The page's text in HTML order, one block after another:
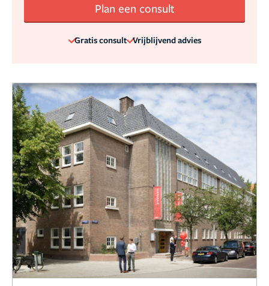
Plan een consult
Gratis consult Vrijblijvend advies